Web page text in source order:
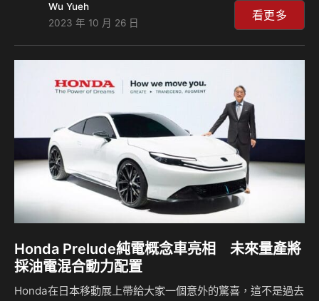
素，儘管Nissan儘量地避免提到這輛車，但全球車迷還是將
這輛車視為預覽未來GT-R車型的概念車輛。 在這輛Hyper
Force車輛上採用的是Nissan品牌的e-4ORCE四輪傳動技
的能量密度更高，當然這是過去數週Nissan品牌預告眾多概
念車的最後一輛，也是讓大家非常驚艷的車輛，根據原廠的規
Wu Yueh
2023 年 10 月 26 日
看更多
Honda Prelude純電概念車亮相 未來量產將
採油電混合動力配置
Honda在日本移動展上帶給大家一個意外的驚喜，這不是過去